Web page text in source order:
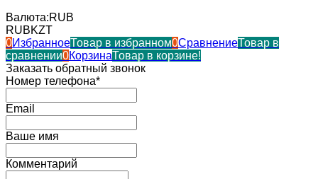
Валюта:RUB
RUBKZT
0ИзбранноеТовар в избранном0СравнениеТовар в
сравнении0КорзинаТовар в корзине!
Заказать обратный звонок
Номер телефона*
Email
Ваше имя
Комментарий